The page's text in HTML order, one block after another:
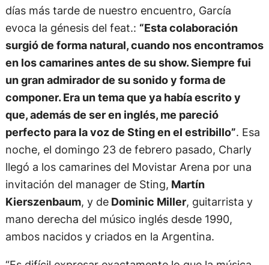
días más tarde de nuestro encuentro, García
evoca la génesis del feat.: “Esta colaboración
surgió de forma natural, cuando nos encontramos
en los camarines antes de su show. Siempre fui
un gran admirador de su sonido y forma de
componer. Era un tema que ya había escrito y
que, además de ser en inglés, me pareció
perfecto para la voz de Sting en el estribillo”. Esa
noche, el domingo 23 de febrero pasado, Charly
llegó a los camarines del Movistar Arena por una
invitación del manager de Sting, Martín
Kierszenbaum, y deDominic Miller, guitarrista y
mano derecha del músico inglés desde 1990,
ambos nacidos y criados en la Argentina.